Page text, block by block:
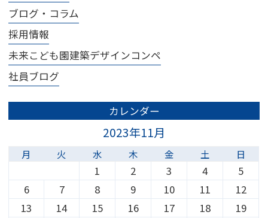
ブログ・コラム
採用情報
未来こども園建築デザインコンペ
社員ブログ
カレンダー
2023年11月
月 火 水 木 金 土 日
1 2 3 4
5
6
7 8 9 10 11
12
13
14 15 16 17 18
19